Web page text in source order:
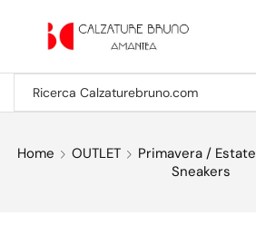
Home OUTLET Primavera / Estate
Sneakers